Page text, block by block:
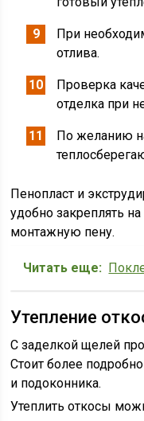
При
отлива.
Проверка
отделка при
По желанию
Пенопласт и
удобно закреплять
монтажную пену.
Читать еще:
Утепление
С заделкой щелей
Стоит более
и подоконника.
Утеплить откосы